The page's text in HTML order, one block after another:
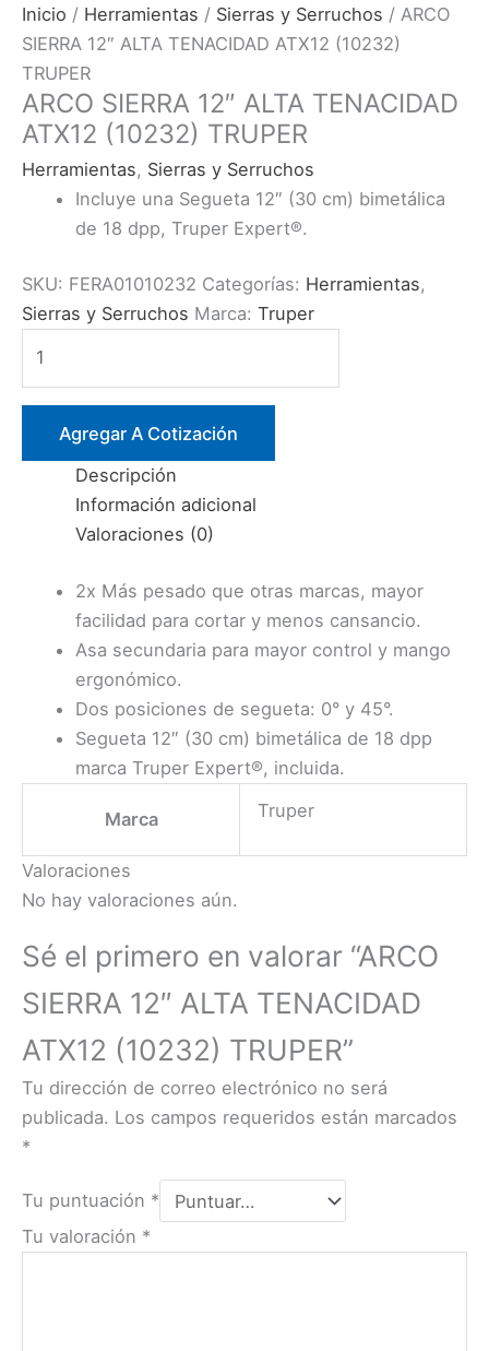
Inicio / Herramientas / Sierras y Serruchos / ARCO
SIERRA 12″ ALTA TENACIDAD ATX12 (10232)
TRUPER
ARCO SIERRA 12″ ALTA TENACIDAD
ATX12 (10232) TRUPER
Herramientas, Sierras y Serruchos
Incluye una Segueta 12″ (30 cm) bimetálica
de 18 dpp, Truper Expert®.
SKU: FERA01010232 Categorías: Herramientas,
Sierras y Serruchos Marca: Truper
12″
ALTA
TENACIDAD
Agregar A Cotización
Descripción
Información adicional
Valoraciones (0)
2x Más pesado que otras marcas, mayor
facilidad para cortar y menos cansancio.
Asa secundaria para mayor control y mango
ergonómico.
Dos posiciones de segueta: 0° y 45°.
Segueta 12″ (30 cm) bimetálica de 18 dpp
marca Truper Expert®, incluida.
Marca Truper
Valoraciones
No hay valoraciones aún.
Sé el primero en valorar “ARCO
SIERRA 12″ ALTA TENACIDAD
ATX12 (10232) TRUPER”
Tu dirección de correo electrónico no será
publicada. Los campos requeridos están marcados
*
Tu puntuación *
Tu valoración *